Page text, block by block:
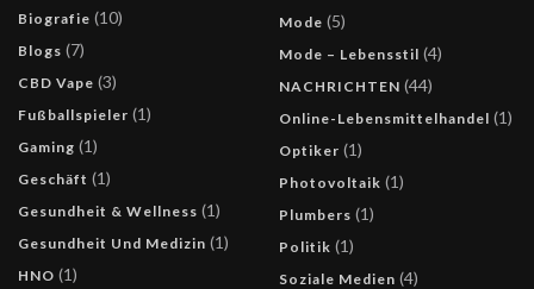
Biografie (10)
Blogs (7)
CBD Vape (3)
Fußballspieler (1)
Gaming (1)
Geschäft (1)
Gesundheit & Wellness (1)
Gesundheit Und Medizin (1)
HNO (1)
Mode (5)
Mode – Lebensstil (4)
NACHRICHTEN (44)
Online-Lebensmittelhandel (1)
Optiker (1)
Photovoltaik (1)
Plumbers (1)
Politik (1)
Soziale Medien (4)